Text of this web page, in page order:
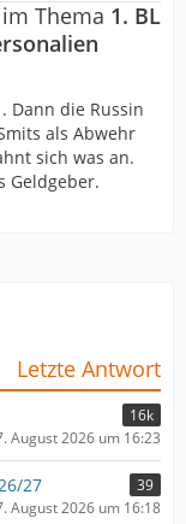
Thema 1. BL
Dann die Russin
als Abwehr
sich was an.
Geldgeber.
Letzte Antwort
16k
August 2026 um 16:23
27
39
August 2026 um 16:18